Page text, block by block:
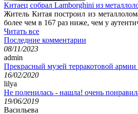
Китаец собрал Lamborghini из
Житель Китая построил из
более чем в 167 раз ниже, чем у
Читать все
Последние комментарии
08/11/2023
admin
Прекрасный музей терракотовой
16/02/2020
lilya
Не поленилась - нашла! очень
19/06/2019
Васильева